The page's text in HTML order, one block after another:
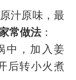
汁原味，最
常做法：
中，加入姜
后转小火煮